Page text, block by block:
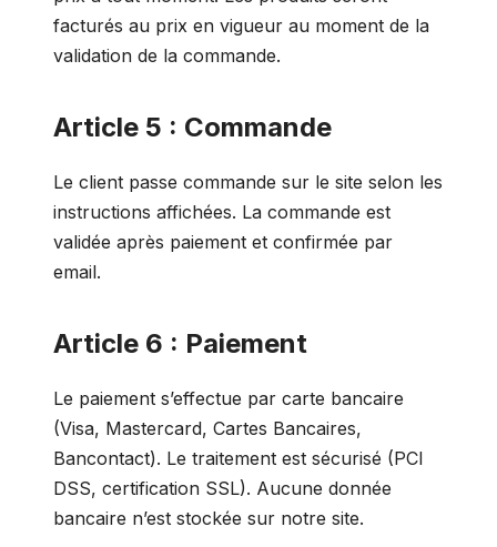
facturés au prix en vigueur au moment de la
validation de la commande.
Article 5 : Commande
Le client passe commande sur le site selon les
instructions affichées. La commande est
validée après paiement et confirmée par
email.
Article 6 : Paiement
Le paiement s’effectue par carte bancaire
(Visa, Mastercard, Cartes Bancaires,
Bancontact). Le traitement est sécurisé (PCI
DSS, certification SSL). Aucune donnée
bancaire n’est stockée sur notre site.